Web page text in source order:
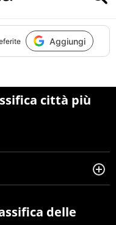
Aggiungi
città più
dieci anni si occupa di
delle